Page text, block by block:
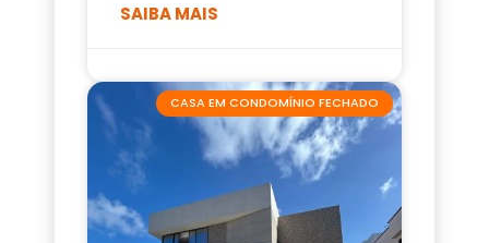
SAIBA MAIS
CASA EM CONDOMÍNIO FECHADO